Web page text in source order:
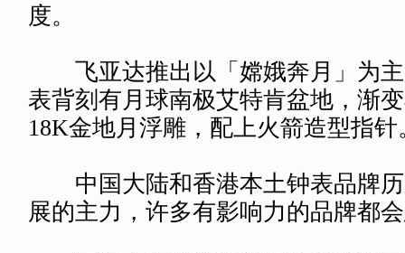
度。
飞亚达推出以「嫦娥奔月」为主
表背刻有月球南极艾特肯盆地，渐
18K金地月浮雕，配上火箭造型指针
中国大陆和香港本土钟表品牌历
展的主力，许多有影响力的品牌都